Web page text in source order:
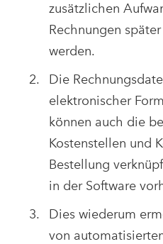
zusätzlichen
Rechnungen
werden.
Die
elektronischer
können auch die
Kostenstellen und
Bestellung
in der Software
Dies wiederum
von